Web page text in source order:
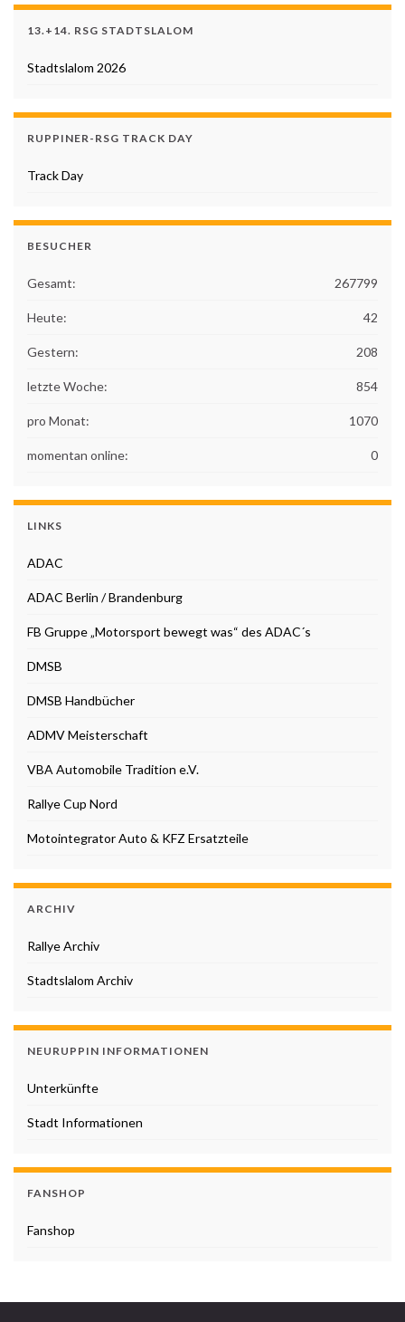
13.+14. RSG STADTSLALOM
Stadtslalom 2026
RUPPINER-RSG TRACK DAY
Track Day
BESUCHER
267799
Gesamt:
42
Heute:
208
Gestern:
854
letzte Woche:
1070
pro Monat:
0
momentan online:
LINKS
ADAC
ADAC Berlin / Brandenburg
FB Gruppe „Motorsport bewegt was“ des ADAC´s
DMSB
DMSB Handbücher
ADMV Meisterschaft
VBA Automobile Tradition e.V.
Rallye Cup Nord
Motointegrator Auto & KFZ Ersatzteile
ARCHIV
Rallye Archiv
Stadtslalom Archiv
NEURUPPIN INFORMATIONEN
Unterkünfte
Stadt Informationen
FANSHOP
Fanshop